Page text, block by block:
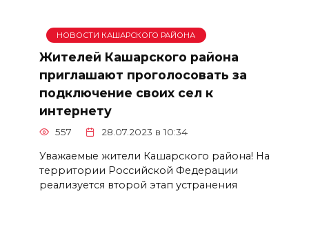
НОВОСТИ КАШАРСКОГО РАЙОНА
Жителей Кашарского района
приглашают проголосовать за
подключение своих сел к
интернету
557 28.07.2023 в 10:34
Уважаемые жители Кашарского района! На
территории Российской Федерации
реализуется второй этап устранения